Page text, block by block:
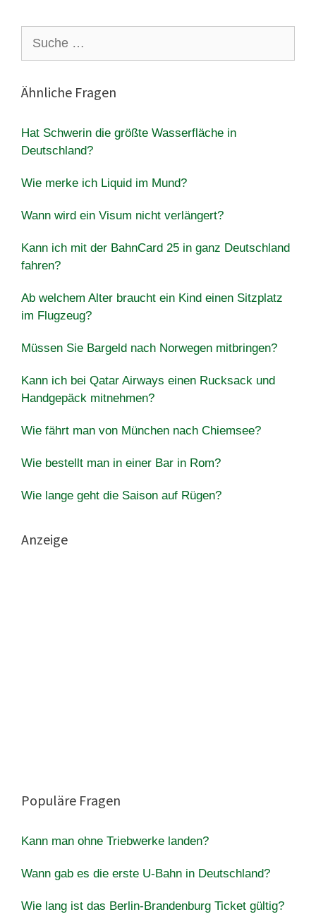
nach:
Ähnliche Fragen
Hat Schwerin die größte Wasserfläche in
Deutschland?
Wie merke ich Liquid im Mund?
Wann wird ein Visum nicht verlängert?
Kann ich mit der BahnCard 25 in ganz Deutschland
fahren?
Ab welchem ​​Alter braucht ein Kind einen Sitzplatz
im Flugzeug?
Müssen Sie Bargeld nach Norwegen mitbringen?
Kann ich bei Qatar Airways einen Rucksack und
Handgepäck mitnehmen?
Wie fährt man von München nach Chiemsee?
Wie bestellt man in einer Bar in Rom?
Wie lange geht die Saison auf Rügen?
Anzeige
Populäre Fragen
Kann man ohne Triebwerke landen?
Wann gab es die erste U-Bahn in Deutschland?
Wie lang ist das Berlin-Brandenburg Ticket gültig?